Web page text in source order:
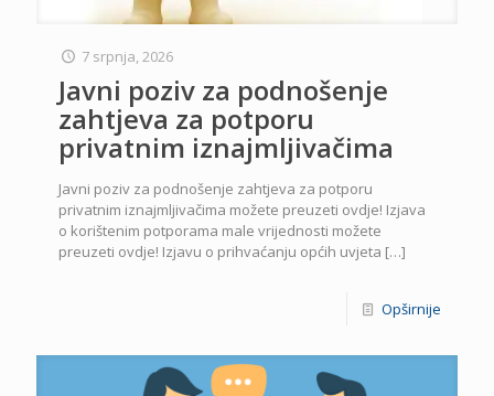
7 srpnja, 2026
Javni poziv za podnošenje
zahtjeva za potporu
privatnim iznajmljivačima
Javni poziv za podnošenje zahtjeva za potporu
privatnim iznajmljivačima možete preuzeti ovdje! Izjava
o korištenim potporama male vrijednosti možete
preuzeti ovdje! Izjavu o prihvaćanju općih uvjeta […]
Opširnije